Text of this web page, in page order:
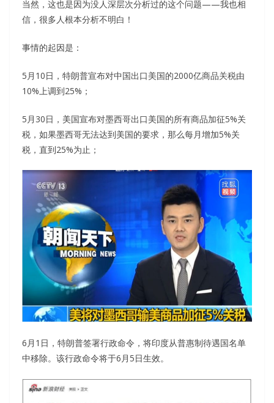
当然，这也是因为没人深层次分析过的这个问题——我也相
信，很多人根本分析不明白！
事情的起因是：
5月10日，特朗普宣布对中国出口美国的2000亿商品关税由
10%上调到25%；
5月30日，美国宣布对墨西哥出口美国的所有商品加征5%关
税，如果墨西哥无法达到美国的要求，那么每月增加5%关
税，直到25%为止；
6月1日，特朗普签署行政命令，将印度从普惠制待遇国名单
中移除。该行政命令将于6月5日生效。